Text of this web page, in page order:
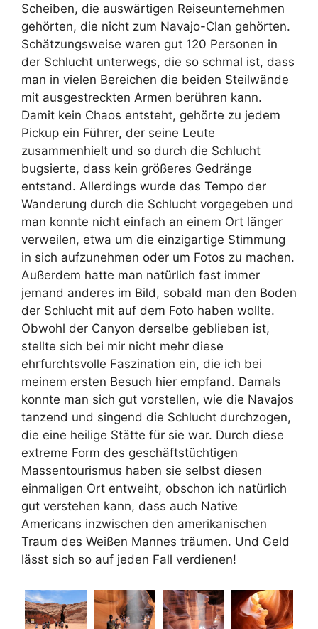
Scheiben, die auswärtigen Reiseunternehmen
gehörten, die nicht zum Navajo-Clan gehörten.
Schätzungsweise waren gut 120 Personen in
der Schlucht unterwegs, die so schmal ist, dass
man in vielen Bereichen die beiden Steilwände
mit ausgestreckten Armen berühren kann.
Damit kein Chaos entsteht, gehörte zu jedem
Pickup ein Führer, der seine Leute
zusammenhielt und so durch die Schlucht
bugsierte, dass kein größeres Gedränge
entstand. Allerdings wurde das Tempo der
Wanderung durch die Schlucht vorgegeben und
man konnte nicht einfach an einem Ort länger
verweilen, etwa um die einzigartige Stimmung
in sich aufzunehmen oder um Fotos zu machen.
Außerdem hatte man natürlich fast immer
jemand anderes im Bild, sobald man den Boden
der Schlucht mit auf dem Foto haben wollte.
Obwohl der Canyon derselbe geblieben ist,
stellte sich bei mir nicht mehr diese
ehrfurchtsvolle Faszination ein, die ich bei
meinem ersten Besuch hier empfand. Damals
konnte man sich gut vorstellen, wie die Navajos
tanzend und singend die Schlucht durchzogen,
die eine heilige Stätte für sie war. Durch diese
extreme Form des geschäftstüchtigen
Massentourismus haben sie selbst diesen
einmaligen Ort entweiht, obschon ich natürlich
gut verstehen kann, dass auch Native
Americans inzwischen den amerikanischen
Traum des Weißen Mannes träumen. Und Geld
lässt sich so auf jeden Fall verdienen!